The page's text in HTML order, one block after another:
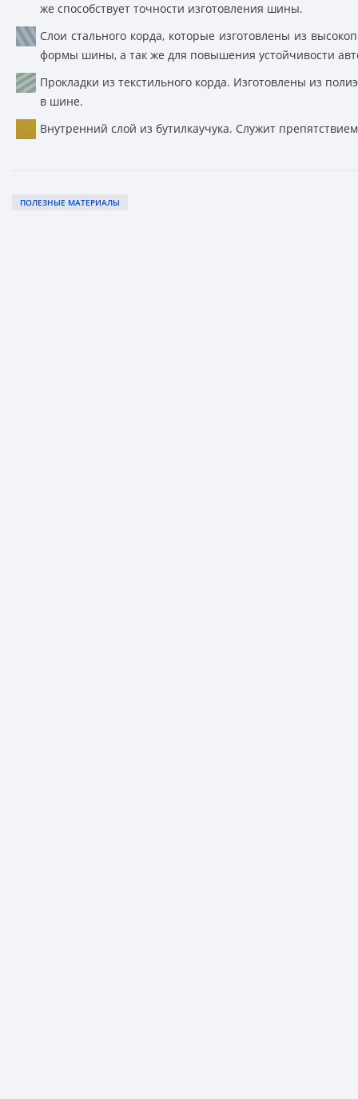
же способствует точности изготовления шины.
Слои стального корда, которые изготовлены из
формы шины, а так же для повышения устойчивости
Прокладки из текстильного корда. Изготовлены из
в шине.
Внутренний слой из бутилкаучука. Служит
ПОЛЕЗНЫЕ МАТЕРИАЛЫ